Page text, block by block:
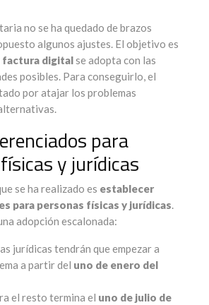
no se ha quedado de brazos
algunos ajustes. El objetivo es
factura digitalse adopta con las
posibles. Para conseguirlo, el
por atajar los problemas
para
y jurídicas
se ha realizado es establecer
para personas físicas y jurídicas.
adopción escalonada:
jurídicas tendrán que empezar a
a partir del uno de enero del
el resto termina el uno de julio de